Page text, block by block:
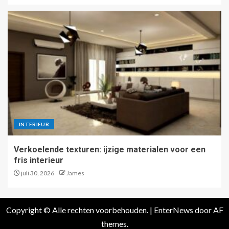
INTERIEUR
Verkoelende texturen: ijzige materialen voor een
fris interieur
juli 30, 2026 James
Copyright © Alle rechten voorbehouden. | EnterNews door AF
themes.